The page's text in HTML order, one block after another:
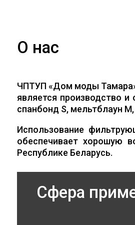
О нас
ЧПТУП «Дом моды Тамара»
является производство
спанбонд S, мельтблаун
Использование
обеспечивает хорошую
Республике Беларусь.
Сфера